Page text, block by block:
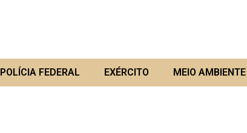
POLÍCIA FEDERAL EXÉRCITO MEIO AMBIENTE